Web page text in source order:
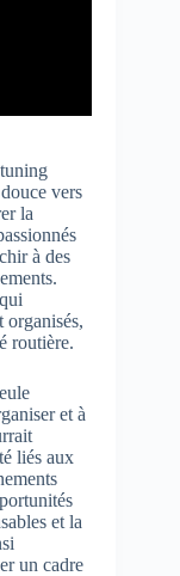
vers
la
à des
organisés,
routière.
et à
liés aux
et la
un cadre